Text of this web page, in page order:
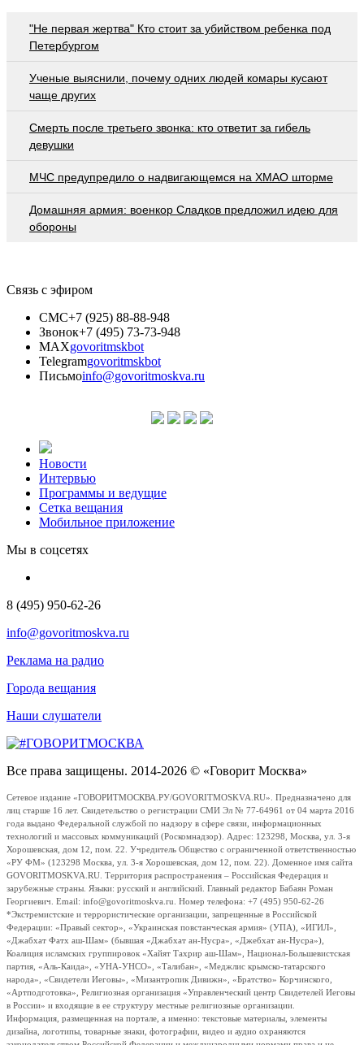
"Не первая жертва" Кто стоит за убийством ребенка под
Петербургом
Ученые выяснили, почему одних людей комары кусают
чаще других
Смерть после третьего звонка: кто ответит за гибель
девушки
МЧС предупредило о надвигающемся на ХМАО шторме
Домашняя армия: военкор Сладков предложил идею для
обороны
Связь с эфиром
СМС+7 (925) 88-88-948
Звонок+7 (495) 73-73-948
MAXgovoritmskbot
Telegramgovoritmskbot
Письмоinfo@govoritmoskva.ru
Новости
Интервью
Программы и ведущие
Сетка вещания
Мобильное приложение
Мы в соцсетях
8 (495) 950-62-26
info@govoritmoskva.ru
Реклама на радио
Города вещания
Наши слушатели
Все права защищены. 2014-2026 © «Говорит Москва»
Сетевое издание «ГОВОРИТМОСКВА.РУ/GOVORITMOSKVA.RU». Предназначено для
лиц старше 16 лет. Свидетельство о регистрации СМИ Эл № 77-64961 от 04 марта 2016
года выдано Федеральной службой по надзору в сфере связи, информационных
технологий и массовых коммуникаций (Роскомнадзор). Адрес: 123298, Москва, ул. 3-я
Хорошевская, дом 12, пом. 22. Учредитель Общество с ограниченной ответственностью
«РУ ФМ» (123298 Москва, ул. 3-я Хорошевская, дом 12, пом. 22). Доменное имя сайта
GOVORITMOSKVA.RU. Территория распространения – Российская Федерация и
зарубежные страны. Языки: русский и английский. Главный редактор Бабаян Роман
Георгиевич. Email: info@govoritmoskva.ru. Номер телефона: +7 (495) 950-62-26
*Экстремистские и террористические организации, запрещенные в Российской
Федерации: «Правый сектор», «Украинская повстанческая армия» (УПА), «ИГИЛ»,
«Джабхат Фатх аш-Шам» (бывшая «Джабхат ан-Нусра», «Джебхат ан-Нусра»),
Коалиция исламских группировок «Хайят Тахрир аш-Шам», Национал-Большевистская
партия, «Аль-Каида», «УНА-УНСО», «Талибан», «Меджлис крымско-татарского
народа», «Свидетели Иеговы», «Мизантропик Дивижн», «Братство» Корчинского,
«Артподготовка», Религиозная организация «Управленческий центр Свидетелей Иеговы
в России» и входящие в ее структуру местные религиозные организации.
Информация, размещенная на портале, а именно: текстовые материалы, элементы
дизайна, логотипы, товарные знаки, фотографии, видео и аудио охраняются